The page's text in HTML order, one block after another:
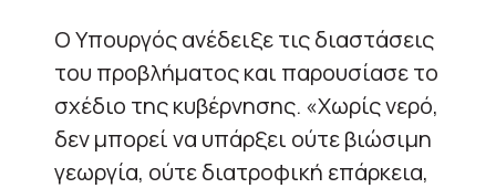
Ο Υπουργός ανέδειξε τις διαστάσεις
του προβλήματος και παρουσίασε το
σχέδιο της κυβέρνησης. «Χωρίς νερό,
δεν μπορεί να υπάρξει ούτε βιώσιμη
γεωργία, ούτε διατροφική επάρκεια,